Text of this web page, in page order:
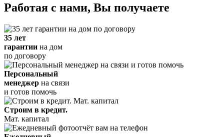
Работая с нами, Вы получаете
35 лет
гарантии на дом
по договору
Персональный
менеджер на связи
и готов помочь
Строим в кредит.
Мат. капитал